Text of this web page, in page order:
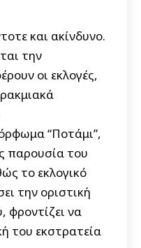
και ακίνδυνο.
την
οι εκλογές,
“Ποτάμι”,
παρουσία του
το εκλογικό
την οριστική
φροντίζει να
του εκστρατεία